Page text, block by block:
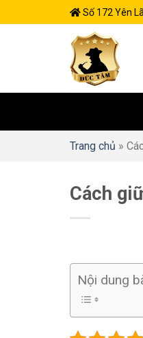
to
Số 172 Yên
Trang chủ »
Cách
Nội dung